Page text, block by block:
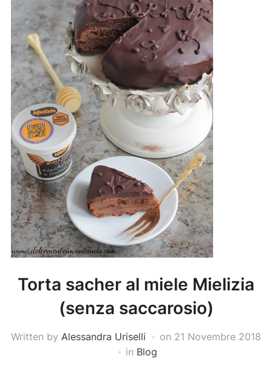
Torta sacher al miele Mielizia
(senza saccarosio)
Written by Alessandra Uriselli on 21 Novembre 2018
in Blog